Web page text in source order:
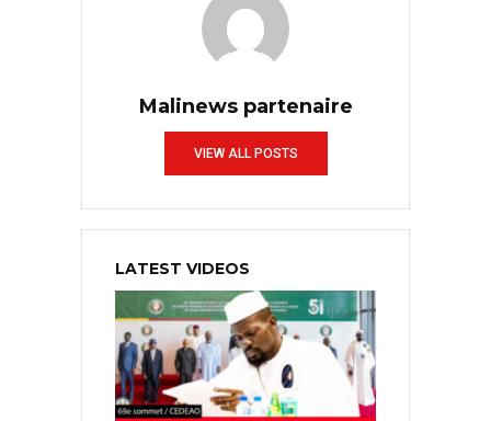
Malinews partenaire
VIEW ALL POSTS
LATEST VIDEOS